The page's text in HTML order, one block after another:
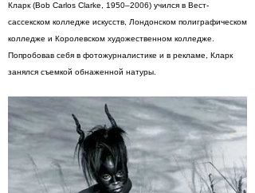
Кларк (Bob Carlos Clarke, 1950–2006) учился в Вест-
сассекском колледже искусств, Лондонском полиграфическом
колледже и Королевском художественном колледже.
Попробовав себя в фотожурналистике и в рекламе, Кларк
занялся съемкой обнаженной натуры.